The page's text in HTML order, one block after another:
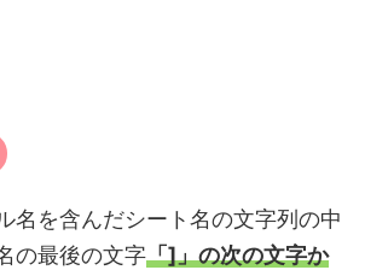
名を含んだシート名の文字列の中
の最後の文字「]」の次の文字か